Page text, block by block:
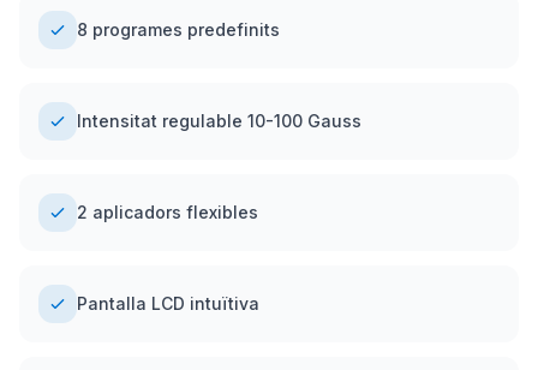
8 programes predefinits
Intensitat regulable 10-100 Gauss
2 aplicadors flexibles
Pantalla LCD intuïtiva